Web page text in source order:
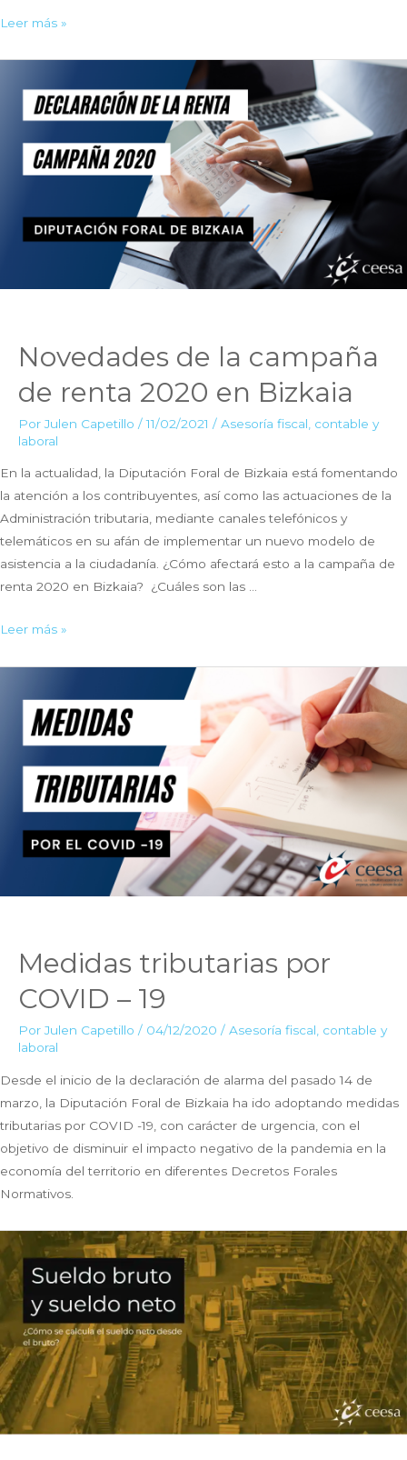
Novedades
campaña
Leer más »
Novedades de la campaña
de renta 2020 en Bizkaia
PorJulen Capetillo /11/02/2021 / Asesoría fiscal, contable y
laboral
En la actualidad, la Diputación Foral de Bizkaia está fomentando
la atención a los contribuyentes, así como las actuaciones de la
Administración tributaria, mediante canales telefónicos y
telemáticos en su afán de implementar un nuevo modelo de
asistencia a la ciudadanía. ¿Cómo afectará esto a la campaña de
renta 2020 en Bizkaia? ¿Cuáles son las …
Novedades
campaña
renta
2020
Bizkaia
Leer más »
Medidas tributarias por
COVID – 19
PorJulen Capetillo / 04/12/2020 / Asesoría fiscal, contable y
laboral
Desde el inicio de la declaración de alarma del pasado 14 de
marzo, la Diputación Foral de Bizkaia ha ido adoptando medidas
tributarias por COVID -19, con carácter de urgencia, con el
objetivo de disminuir el impacto negativo de la pandemia en la
economía del territorio en diferentes Decretos Forales
Normativos.